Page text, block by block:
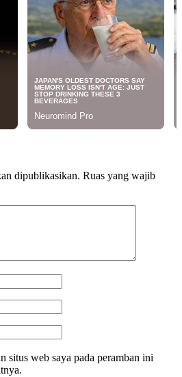
dipublikasikan. Ruas yang wajib
situs web saya pada peramban ini